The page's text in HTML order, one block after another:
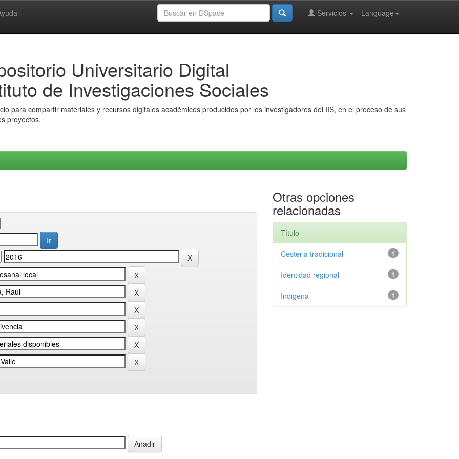
Language
Servicios
Universitario Digital
de Investigaciones Sociales
para compartir materiales y recursos digitales académicos producidos por los investigadores del IIS, en el proceso de sus
proyectos.
Otras opciones
relacionadas
Título
1
Cesteria tradicional
1
Identidad regional
1
Indigena